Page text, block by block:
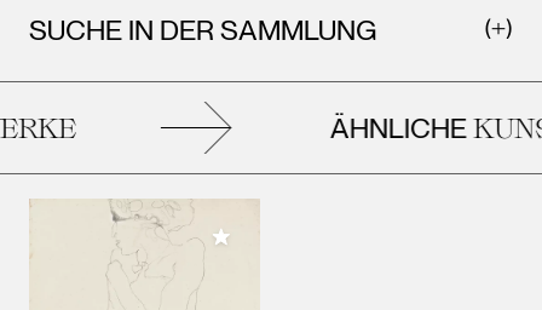
SUCHE IN DER SAMMLUNG
ÄHNLICHE
Meiner Sammlung hinzufügen